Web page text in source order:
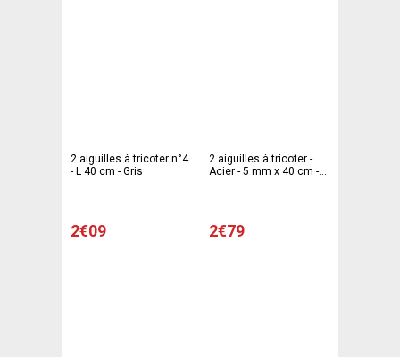
2 aiguilles à tricoter n°4
- L 40 cm - Gris
2€09
2 aiguilles à tricoter -
Acier - 5 mm x 40 cm -
2€79